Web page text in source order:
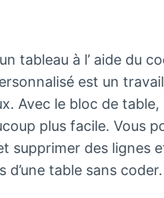
tableau à l’ aide du
est un travail
Avec le bloc de table,
plus facile. Vous
supprimer des lignes
d’une table sans coder.